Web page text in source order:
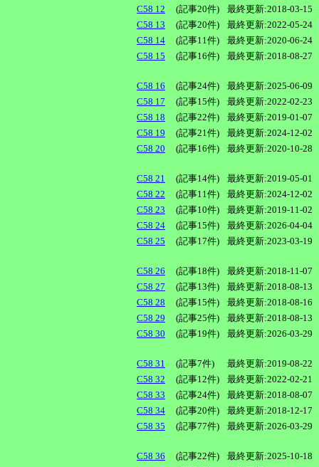
C58 12
(記事20件)
最終更新:2018-03-15
C58 13
(記事20件)
最終更新:2022-05-24
C58 14
(記事11件)
最終更新:2020-06-24
C58 15
(記事16件) 最終更新:2018-08-27
C58 16 (記事24件)
最終更新:2025-06-09
C58 17
(記事15件)
最終更新:2022-02-23
C58 18
(記事22件)
最終更新:2019-01-07
C58 19
(記事21件)
最終更新:2024-12-02
C58 20
(記事16件) 最終更新:2020-10-28
C58 21 (記事14件)
最終更新:2019-05-01
C58 22
(記事11件)
最終更新:2024-12-02
C58 23
(記事10件)
最終更新:2019-11-02
C58 24
(記事15件)
最終更新:2026-04-04
C58 25
(記事17件) 最終更新:2023-03-19
C58 26 (記事18件)
最終更新:2018-11-07
C58 27
(記事13件)
最終更新:2018-08-13
C58 28
(記事15件)
最終更新:2018-08-16
C58 29
(記事25件)
最終更新:2018-08-13
C58 30
(記事19件) 最終更新:2026-03-29
C58 31 (記事7件)
最終更新:2019-08-22
C58 32
(記事12件)
最終更新:2022-02-21
C58 33
(記事24件)
最終更新:2018-08-07
C58 34
(記事20件)
最終更新:2018-12-17
C58 35
(記事77件) 最終更新:2026-03-29
C58 36 (記事22件)
最終更新:2025-10-18